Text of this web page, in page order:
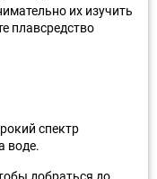
их изучить
плавсредство
спектр
воде.
добраться до